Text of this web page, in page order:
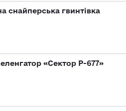
снайперська гвинтівка
«Сектор Р-677»